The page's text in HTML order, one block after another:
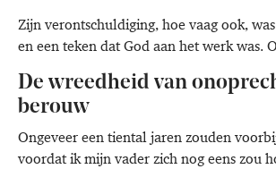
Zijn verontschuldiging, hoe vaag ook,
en een teken dat God aan het werk was.
De wreedheid van
berouw
Ongeveer een tiental jaren zouden
voordat ik mijn vader zich nog eens zou